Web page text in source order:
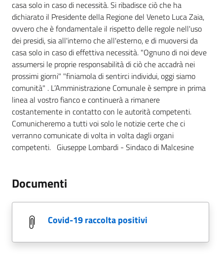
casa solo in caso di necessità. Si ribadisce ciò che ha
dichiarato il Presidente della Regione del Veneto Luca Zaia,
ovvero che è fondamentale il rispetto delle regole nell'uso
dei presidi, sia all'interno che all'esterno, e di muoversi da
casa solo in caso di effettiva necessità. "Ognuno di noi deve
assumersi le proprie responsabilità di ciò che accadrà nei
prossimi giorni" "finiamola di sentirci individui, oggi siamo
comunità" . L’Amministrazione Comunale è sempre in prima
linea al vostro fianco e continuerà a rimanere
costantemente in contatto con le autorità competenti.
Comunicheremo a tutti voi solo le notizie certe che ci
verranno comunicate di volta in volta dagli organi
competenti. Giuseppe Lombardi - Sindaco di Malcesine
Documenti
covid-19 raccolta positivi